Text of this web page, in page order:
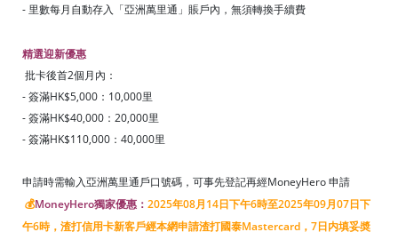
- 里數每月自動存入「亞洲萬里通」賬戶內，無須轉換手續費
精選迎新優惠
批卡後首2個月內：
- 簽滿HK$5,000 ：10,000里
- 簽滿HK$40,000：20,000里
- 簽滿HK$110,000：40,000里
申請時需輸入亞洲萬里通戶口號碼，可事先登記再經MoneyHero 申請
💰MoneyHero獨家優惠： 2025年08月14日下午6時至2025年09月07日下
午6時，渣打信用卡新客戶經本網申請渣打國泰Mastercard，7日内填妥奬